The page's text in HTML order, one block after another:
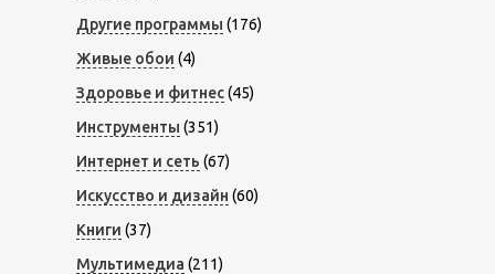
Другие программы (176)
Живые обои (4)
Здоровье и фитнес(45)
Инструменты (351)
Интернет и сеть (67)
Искусство и дизайн (60)
Книги (37)
Мультимедиа (211)